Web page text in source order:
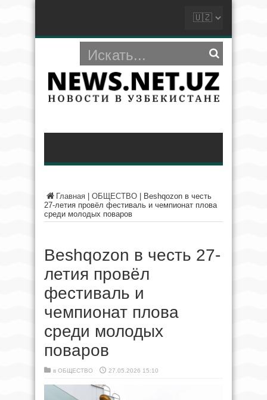
Главная ОБЩЕСТВО
Beshqozon в честь
27-летия провёл фестиваль и чемпионат плова
среди молодых поваров
Beshqozon в честь 27-
летия провёл
фестиваль и
чемпионат плова
среди молодых
поваров
в ОБЩЕСТВО 27.05.2026 15:10